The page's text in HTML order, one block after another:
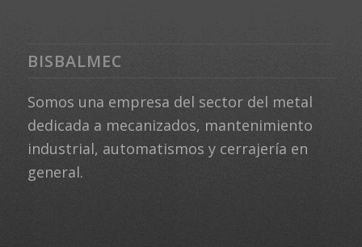
BISBALMEC
Somos una empresa del sector del metal
dedicada a mecanizados, mantenimiento
industrial, automatismos y cerrajería en
general.